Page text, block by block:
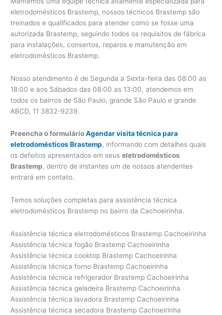
eletrodomésticos Brastemp, nossos técnicos Brastemp são
treinados e qualificados para atender como se fosse uma
autorizada Brastemp, seguindo todos os requisitos de fábrica
para instalações, consertos, reparos e manutenção em
eletrodomésticos Brastemp.
Nosso atendimento é de Segunda a Sexta-feira das 08:00 as
18:00 e aos Sábados das 08:00 as 13:00, atendemos em
todos os bairros de São Paulo, grande São Paulo e grande
ABCD, 11 3832-9239.
Preencha o formulárioAgendar visita técnica para
eletrodomésticos Brastemp, informando com detalhes quais
os defeitos apresentados em seuseletrodomésticos
Brastemp, dentro de instantes um de nossos atendentes
entrará em contato.
Temos soluções completas para assistência técnica
eletrodomésticos Brastemp no bairro da Cachoeirinha.
Assistência técnica eletrodomésticos Brastemp Cachoeirinha
Assistência técnica fogão Brastemp Cachoeirinha
Assistência técnica cooktop Brastemp Cachoeirinha
Assistência técnica forno Brastemp Cachoeirinha
Assistência técnica refrigerador Brastemp Cachoeirinha
Assistência técnica geladeira Brastemp Cachoeirinha
Assistência técnica lavadora Brastemp Cachoeirinha
Assistência técnica secadora Brastemp Cachoeirinha